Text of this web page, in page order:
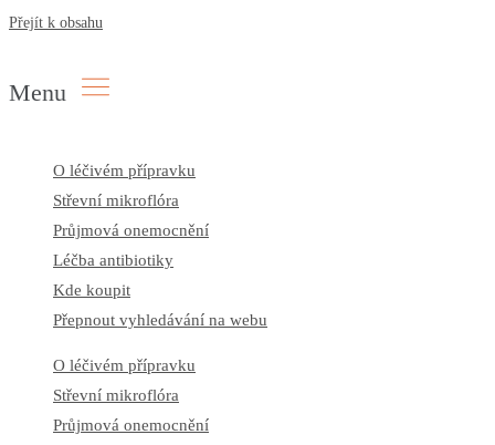
Přejít k obsahu
Menu
O léčivém přípravku
Střevní mikroflóra
Průjmová onemocnění
Léčba antibiotiky
Kde koupit
Přepnout vyhledávání na webu
O léčivém přípravku
Střevní mikroflóra
Průjmová onemocnění